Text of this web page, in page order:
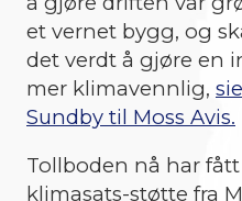
et vernet bygg, og
det verdt å gjøre en
mer klimavennlig,
Sundby til Moss Avis.
Tollboden nå har
klimasats-støtte fra